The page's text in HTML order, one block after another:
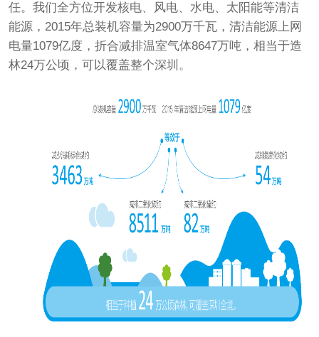
任。我们全方位开发核电、风电、水电、太阳能等清洁
能源，2015年总装机容量为2900万千瓦，清洁能源上网
电量1079亿度，折合减排温室气体8647万吨，相当于造
林24万公顷，可以覆盖整个深圳。